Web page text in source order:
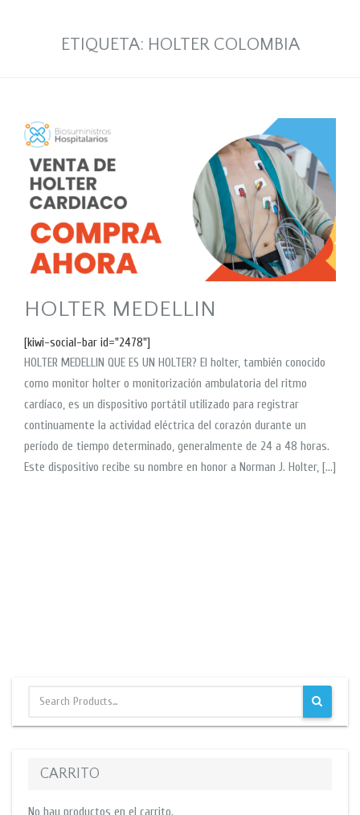
ETIQUETA: HOLTER COLOMBIA
HOLTER MEDELLIN
[kiwi-social-bar id="2478"]
HOLTER MEDELLIN QUE ES UN HOLTER? El holter, también conocido
como monitor holter o monitorización ambulatoria del ritmo
cardíaco, es un dispositivo portátil utilizado para registrar
continuamente la actividad eléctrica del corazón durante un
período de tiempo determinado, generalmente de 24 a 48 horas.
Este dispositivo recibe su nombre en honor a Norman J. Holter, […]
CARRITO
No hay productos en el carrito.